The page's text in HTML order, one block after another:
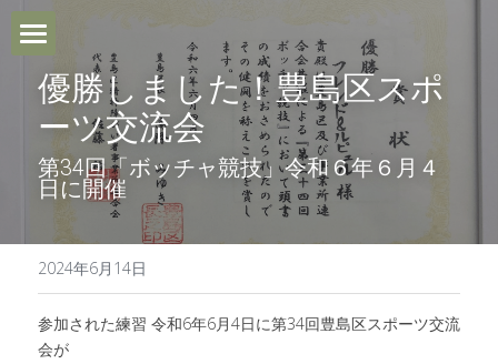
ホーム
Le Purtとは
利用FAQ
ご利用までの流れ
ブログ
優勝しました！豊島区スポ
ーツ交流会
第34回「ボッチャ競技」令和６年６月４
日に開催
2024年6月14日
参加された練習 令和6年6月4日に第34回豊島区スポーツ交流
会が